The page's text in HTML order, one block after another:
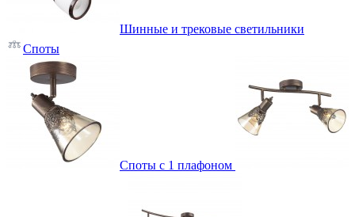
Шинные и трековые светильники
Споты
Споты с 1 плафоном